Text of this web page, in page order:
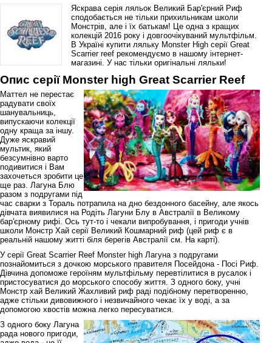
Яскрава серія ляльок Великий Бар'єрний Риф
сподобається не тільки прихильникам школи
Монстрів, але і їх батькам! Це одна з кращих
колекцій 2016 року і довгоочікуваний мультфільм.
В Україні купити ляльку Monster High серії Great
Scarrier reef рекомендуємо в нашому інтернет-
магазині. У нас тільки оригінальні ляльки!
Опис серії Monster high Great Scarrier Reef
Маттел не перестає
радувати своїх
шанувальниць,
випускаючи колекції
одну краща за іншу.
Дуже яскравий
мультик, який
безсумнівно варто
подивитися і Вам
захочеться зробити це
ще раз. Лагуна Блю
разом з подругами під
час сварки з Тораль потрапила на дно бездонного басейну, але якось
дівчата виявилися на Родіть Лагуни Блу в Австралії в Великому
бар'єрному рифі. Ось тут-то і чекали випробування, і пригоди учнів
школи Монстр Хай серії Великий Кошмарний риф (цей риф є в
реальній нашому житті біля берегів Австралії см. На карті).
У серії Great Scarrier Reef Monster high Лагуна з подругами
познайомиться з дочкою морського правителя Посейдона - Посі Риф.
Дівчина допоможе героїням мультфільму перевтілитися в русалок і
пристосуватися до морського способу життя. З одного боку, учні
Монстр хай Великий Жахливий риф раді подібному перетворенню,
адже стільки дивовижного і незвичайного чекає їх у воді, а за
допомогою хвостів можна легко пересуватися.
З одного боку Лагуна
рада нового пригоди,